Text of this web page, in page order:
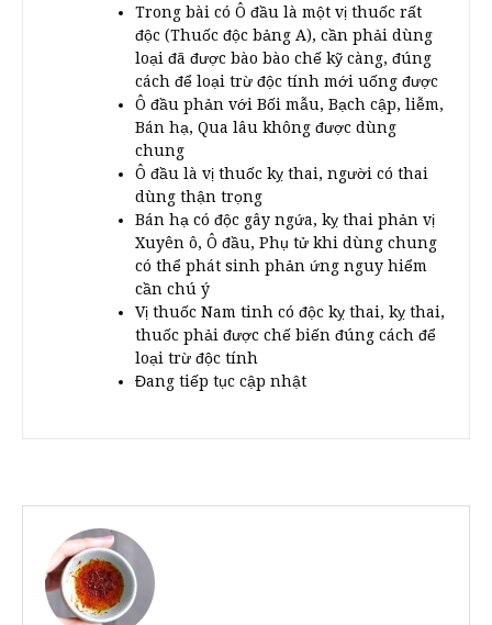
Trong bài có Ô đầu là một vị thuốc rất
độc (Thuốc độc bảng A), cần phải dùng
loại đã được bào bào chế kỹ càng, đúng
cách để loại trừ độc tính mới uống được
Ô đầu phản với Bối mẫu, Bạch cập, liễm,
Bán hạ, Qua lâu không được dùng
chung
Ô đầu là vị thuốc kỵ thai, người có thai
dùng thận trọng
Bán hạ có độc gây ngứa, kỵ thai phản vị
Xuyên ô, Ô đầu, Phụ tử khi dùng chung
có thể phát sinh phản ứng nguy hiểm
cần chú ý
Vị thuốc Nam tinh có độc kỵ thai, kỵ thai,
thuốc phải được chế biến đúng cách để
loại trừ độc tính
Đang tiếp tục cập nhật